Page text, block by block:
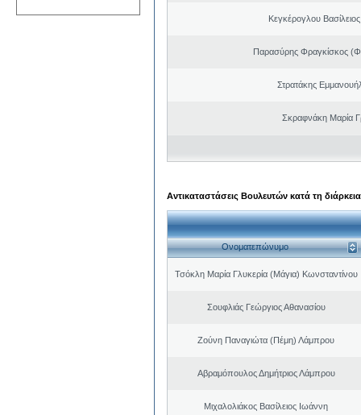
Κεγκέρογλου
Παρασύρης Φραγκίσκος
Στρατάκης
Σκραφνάκη Μαρία
Αντικαταστάσεις Βουλευτών κατά τη
Ονοματεπώνυμο
Τσόκλη Μαρία Γλυκερία (Μάγια) Κωνσταντίνου
Σουφλιάς Γεώργιος Αθανασίου
Ζούνη Παναγιώτα (Πέμη) Λάμπρου
Αβραμόπουλος Δημήτριος Λάμπρου
Μιχαλολιάκος Βασίλειος Ιωάννη